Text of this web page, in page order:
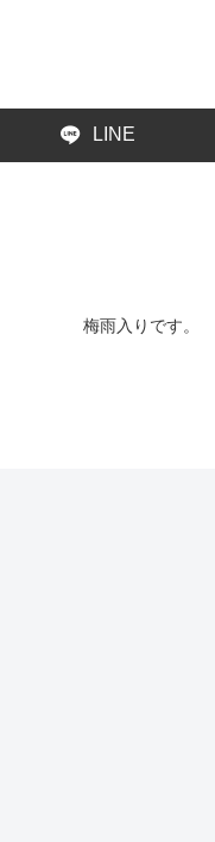
LINE
梅雨入りです。